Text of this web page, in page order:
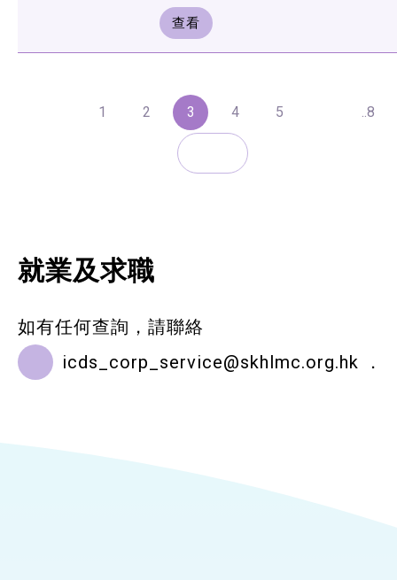
查看
1 2 3 4 5 ..8
就業及求職
如有任何查詢，請聯絡
icds_corp_service@skhlmc.org.hk ．